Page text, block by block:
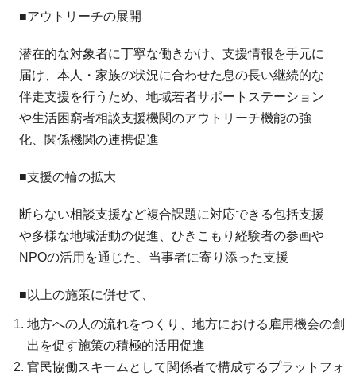
■アウトリーチの展開
潜在的な対象者に丁寧な働きかけ、支援情報を手元に
届け、本人・家族の状況に合わせた息の長い継続的な
伴走支援を行うため、地域若者サポートステーション
や生活困窮者相談支援機関のアウトリーチ機能の強
化、関係機関の連携促進
■支援の輪の拡大
断らない相談支援など複合課題に対応できる包括支援
や多様な地域活動の促進、ひきこもり経験者の参画や
NPOの活用を通じた、当事者に寄り添った支援
■以上の施策に併せて、
地方への人の流れをつくり、地方における雇用機会の創
出を促す施策の積極的活用促進
官民協働スキームとして関係者で構成するプラットフォ